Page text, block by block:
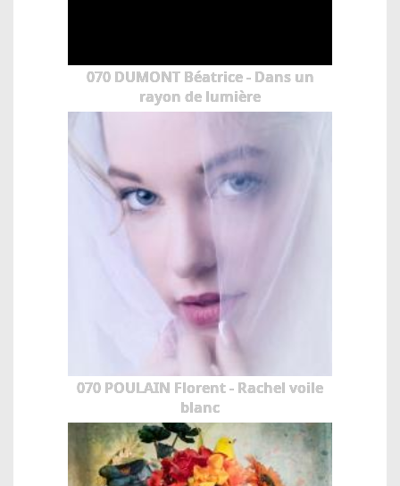
070 DUMONT Béatrice - Dans un
rayon de lumière
070 POULAIN Florent - Rachel voile
blanc